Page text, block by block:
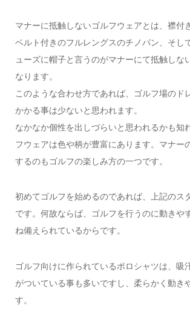
マナーに抵触しないゴルフウェアとは、襟付
ベルト付きのフルレングスのチノパン、そし
ューズに帽子と言うのがマナーにて抵触しな
なります。
このような合わせ方であれば、ゴルフ場のド
かかる事は少ないと思われます。
なかなか個性を出しづらいと思われるかも知
フウェアは色や柄が豊富にあります。マナー
するのもゴルフの楽しみ方の一つです。
初めてゴルフを始めるのであれば、上記のス
です。何故ならば、ゴルフを行うのに動きや
ね備えられているからです。
ゴルフ向けに作られているポロシャツは、吸
がついている事も多いですし、柔らかく動き
す。